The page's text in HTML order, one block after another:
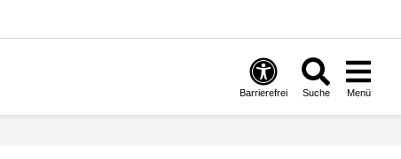
Barrierefrei Suche Menü